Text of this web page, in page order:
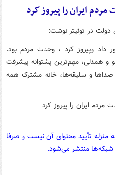
ایران را پیروز کرد
دولت در توئیتر نوشت:
داد وپیروز کرد ، وحدت مردم بود.
و همدلی، مهم‌ترین پشتوانه پیشرفت
و سلیقه‌ها، خانه مشترک همه
منزله تأیید محتوای آن نیست و صرفا
منتشر می‌شود.